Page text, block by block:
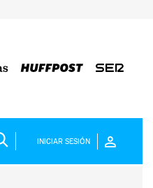
INICIAR SESIÓN